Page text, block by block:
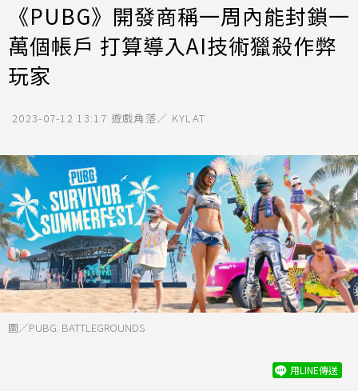
《PUBG》開發商稱一周內能封鎖一
萬個帳戶 打算導入AI技術獵殺作弊
玩家
2023-07-12 13:17 遊戲角落／ KYLAT
圖／PUBG: BATTLEGROUNDS
用LINE傳送